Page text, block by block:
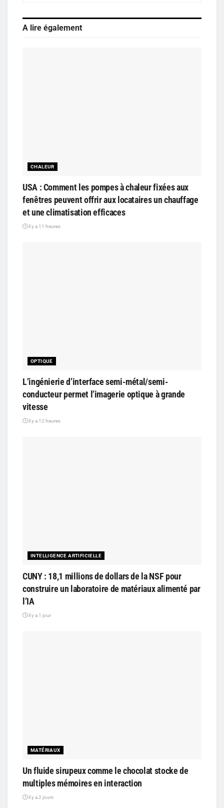
A lire également
CHALEUR
USA : Comment les pompes à chaleur fixées aux
fenêtres peuvent offrir aux locataires un chauffage
et une climatisation efficaces
il y a 11 heures
OPTIQUE
L’ingénierie d’interface semi-métal/semi-
conducteur permet l’imagerie optique à grande
vitesse
il y a 12 heures
INTELLIGENCE ARTIFICIELLE
CUNY : 18,1 millions de dollars de la NSF pour
construire un laboratoire de matériaux alimenté par
l’IA
il y a 1 jour
MATÉRIAUX
Un fluide sirupeux comme le chocolat stocke de
multiples mémoires en interaction
il y a 2 jours